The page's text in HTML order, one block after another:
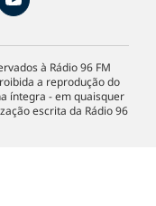
à Rádio 96 FM
a reprodução do
íntegra - em quaisquer
escrita da Rádio 96